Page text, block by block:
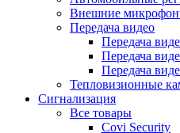
Внешние
Передача видео
Передача
Передача
Передача
Тепловизионные
Сигнализация
Все товары
Covi Security